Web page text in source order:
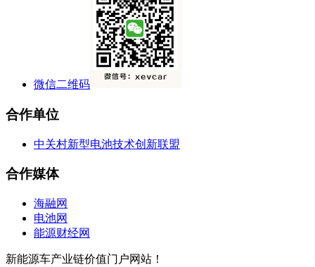
微信二维码
合作单位
中关村新型电池技术创新联盟
合作媒体
海融网
电池网
能源财经网
新能源车产业链价值门户网站！